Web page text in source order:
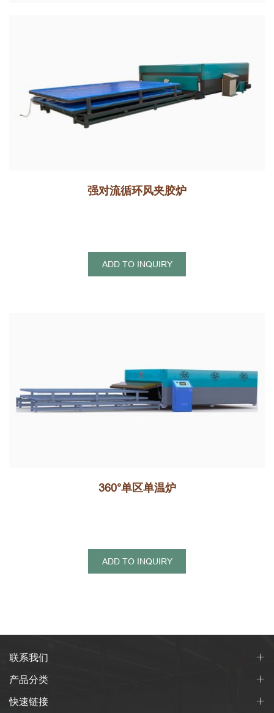
强对流循环风夹胶炉
ADD TO INQUIRY
360°单区单温炉
ADD TO INQUIRY
联系我们
产品分类
快速链接